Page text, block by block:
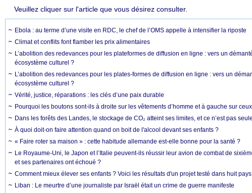
Veuillez cliquer sur l'article que vous désirez consulter.
Ebola : au terme d’une visite en RDC, le chef de l’OMS appelle à intensifier la riposte
Climat et conflits font flamber les prix alimentaires
L’abolition des redevances pour les plateformes de diffusion en ligne : vers un
écosystème culturel ?
L’abolition des redevances pour les plates-formes de diffusion en ligne : vers un
écosystème culturel ?
Vérité, justice, réparations : les clés d’une paix durable
Pourquoi les boutons sont-ils à droite sur les vêtements d’homme et à gauche sur
Dans les forêts des Landes, le stockage de CO₂ atteint ses limites, et ce n’est pas
À quoi doit-on faire attention quand on boit de l'alcool devant ses enfants ?
« Faire roter sa maison » : cette habitude allemande est-elle bonne pour la santé ?
Le Royaume-Uni, le Japon et l’Italie peuvent-ils réussir leur avion de combat de
et ses partenaires ont échoué ?
Comment mieux élever ses enfants ? Voici les résultats d'un projet testé dans huit
Liban : Le meurtre d’une journaliste par Israël était un crime de guerre manifeste